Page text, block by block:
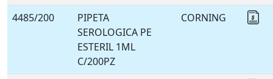
4485/200
PIPETA
SEROLOGICA PE
ESTERIL 1ML
C/200PZ
CORNING